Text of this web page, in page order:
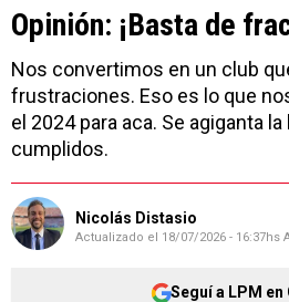
Opinión: ¡Basta de
Nos convertimos en un club
frustraciones. Eso es lo que
el 2024 para aca. Se agiganta
cumplidos.
Nicolás Distasio
Actualizado el 18/07/2026 - 16:37hs
Seguí a LPM en